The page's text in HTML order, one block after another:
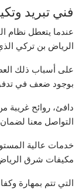
فني تبريد
عندما يتعطل نظام
الرياض بن تركي
على أسباب ذلك
بوجود ضعف في تدفق
دافئ، روائح
التواصل معنا
خدمات عالية
مكيفات شرق
التي تتم بمهارة